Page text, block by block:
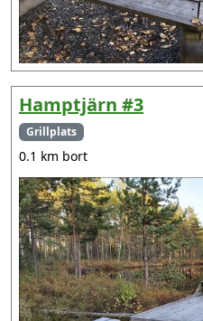
Hamptjärn #3
Grillplats
0.1 km bort